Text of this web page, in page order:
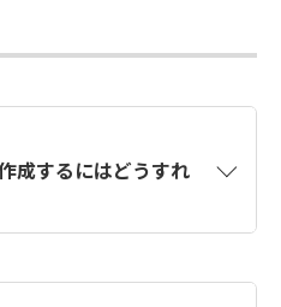
成するにはどうすれ